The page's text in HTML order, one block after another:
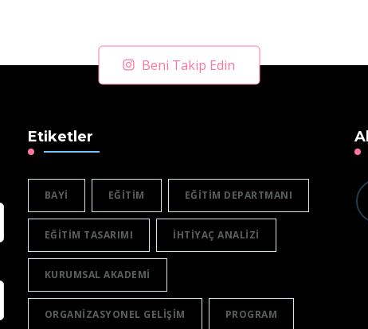
Beni Takip Edin
Etiketler
BAYI EĞITIM EĞITIM DEPARTMANI
EĞITIM TASARIMI IHTIYAÇ ANALIZI
KURUMSAL AKADEMI
ORGANIZASYONEL GELIŞIM PROGRAM